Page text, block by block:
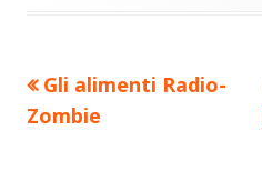
Navigazione
Precedente
articolo:
Gli alimenti Radio-
Zombie